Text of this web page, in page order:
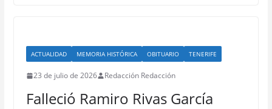
ACTUALIDAD MEMORIA HISTÓRICA OBITUARIO TENERIFE
23 de julio de 2026 Redacción Redacción
Falleció Ramiro Rivas García